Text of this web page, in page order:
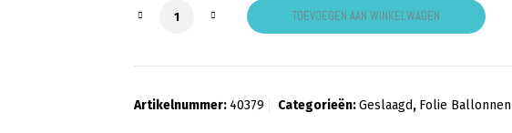
Graduate Smiley Face aantalTOEVOEGEN AAN WINKELWAGEN
Artikelnummer: 40379 Categorieën:Geslaagd, Folie Ballonnen